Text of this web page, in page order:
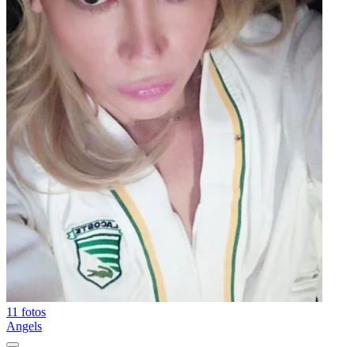
11 fotos
Angels